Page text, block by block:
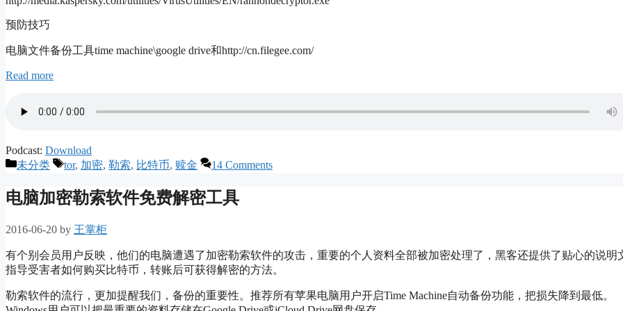
预防技巧
电脑文件备份工具time machine\google drive和http://cn.filegee.com/
Read more
Podcast: Download
Categories
未分类 Tags
tor, 加密, 勒索, 比特币, 赎金 14 Comments
电脑加密勒索软件免费解密工具
2016-06-20 by 王掌柜
有个别会员用户反映，他们的电脑遭遇了加密勒索软件的攻击，重要的个人资料全部被加密处理了，黑客还提供了贴心的说明
指导受害者如何购买比特币，转账后可获得解密的方法。
勒索软件的流行，更加提醒我们，备份的重要性。推荐所有苹果电脑用户开启Time Machine自动备份功能，把损失降到最低。